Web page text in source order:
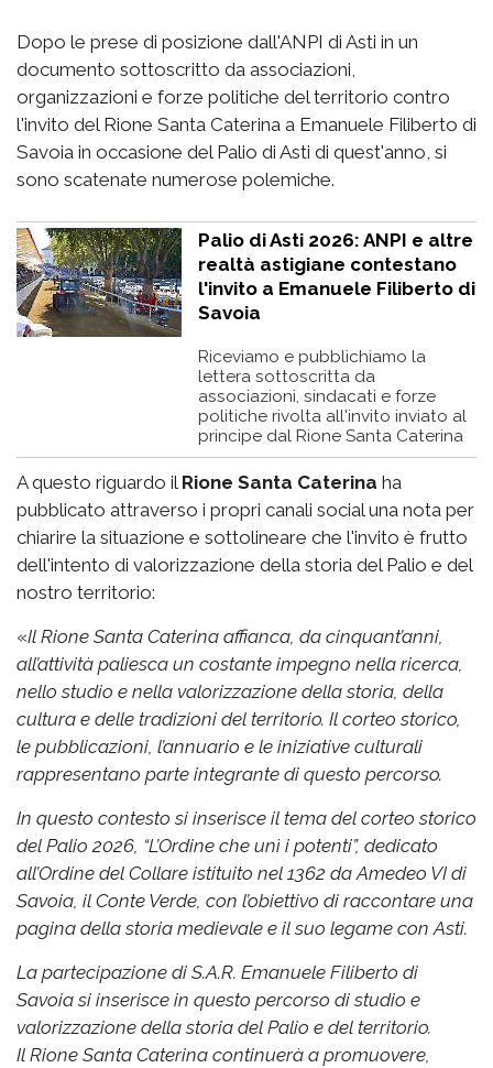
Dopo le prese di posizione dall'ANPI di Asti in un
documento sottoscritto da associazioni,
organizzazioni e forze politiche del territorio contro
l'invito del Rione Santa Caterina a Emanuele Filiberto di
Savoia in occasione del Palio di Asti di quest'anno, si
sono scatenate numerose polemiche.
Palio di Asti 2026: ANPI e altre
realtà astigiane contestano
l'invito a Emanuele Filiberto di
Savoia
Riceviamo e pubblichiamo la
lettera sottoscritta da
associazioni, sindacati e forze
politiche rivolta all'invito inviato al
principe dal Rione Santa Caterina
A questo riguardo il Rione Santa Caterina ha
pubblicato attraverso i propri canali social una nota per
chiarire la situazione e sottolineare che l'invito è frutto
dell'intento di valorizzazione della storia del Palio e del
nostro territorio:
«Il Rione Santa Caterina affianca, da cinquant’anni,
all’attività paliesca un costante impegno nella ricerca,
nello studio e nella valorizzazione della storia, della
cultura e delle tradizioni del territorio. Il corteo storico,
le pubblicazioni, l’annuario e le iniziative culturali
rappresentano parte integrante di questo percorso.
In questo contesto si inserisce il tema del corteo storico
del Palio 2026, “L’Ordine che unì i potenti”, dedicato
all’Ordine del Collare istituito nel 1362 da Amedeo VI di
Savoia, il Conte Verde, con l’obiettivo di raccontare una
pagina della storia medievale e il suo legame con Asti.
La partecipazione di S.A.R. Emanuele Filiberto di
Savoia si inserisce in questo percorso di studio e
valorizzazione della storia del Palio e del territorio.
Il Rione Santa Caterina continuerà a promuovere,